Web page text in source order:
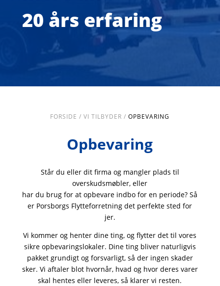
20 års erfaring
FORSIDE / VI TILBYDER / OPBEVARING
Opbevaring
Står du eller dit firma og mangler plads til
overskudsmøbler, eller
har du brug for at opbevare indbo for en periode? Så
er Porsborgs Flytteforretning det perfekte sted for
jer.
Vi kommer og henter dine ting, og flytter det til vores
sikre opbevaringslokaler. Dine ting bliver naturligvis
pakket grundigt og forsvarligt, så der ingen skader
sker. Vi aftaler blot hvornår, hvad og hvor deres varer
skal hentes eller leveres, så klarer vi resten.